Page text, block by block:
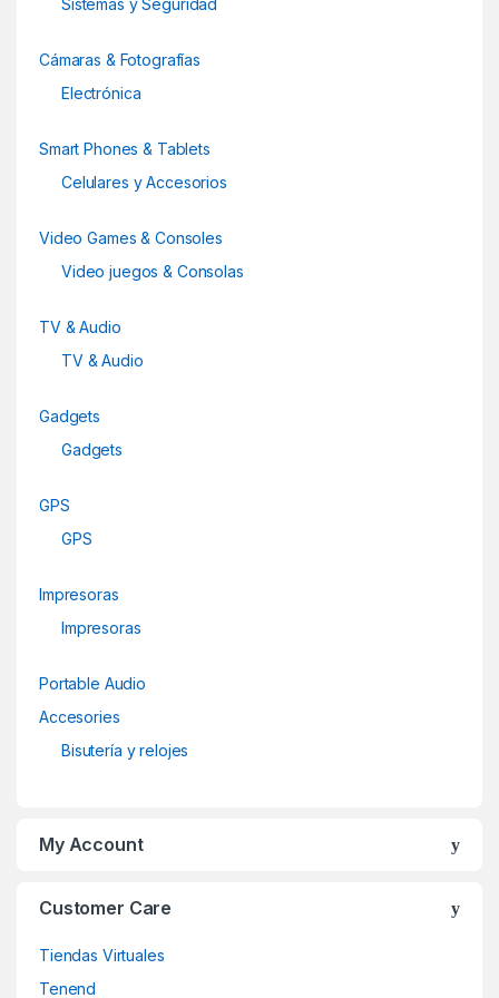
Sistemas y Seguridad
Cámaras & Fotografías
Electrónica
Smart Phones & Tablets
Celulares y Accesorios
Video Games & Consoles
Video juegos & Consolas
TV & Audio
TV & Audio
Gadgets
Gadgets
GPS
GPS
Impresoras
Impresoras
Portable Audio
Accesories
Bisutería y relojes
My Account
Customer Care
Tiendas Virtuales
Tenend